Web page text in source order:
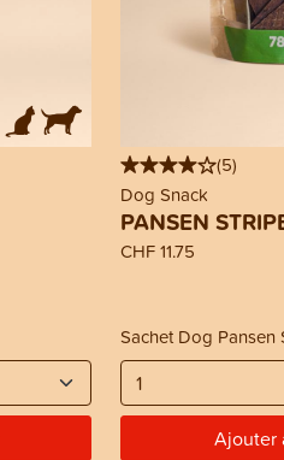
(5)
Dog Snack
PANSEN
CHF 11.75
Sachet Dog
Ajouter